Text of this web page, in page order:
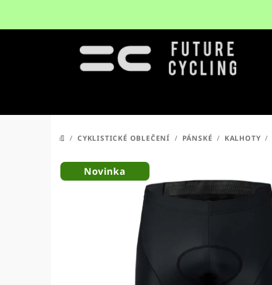
DOMŮ
/ CYKLISTICKÉ OBLEČENÍ / PÁNSKÉ / KALHOTY /
Novinka